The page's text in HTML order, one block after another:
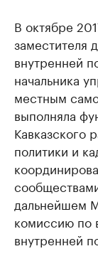
В октябре
заместителя
внутренней
начальника
местным
выполняла
Кавказского
политики и
дальнейшем
комиссию по
внутренней